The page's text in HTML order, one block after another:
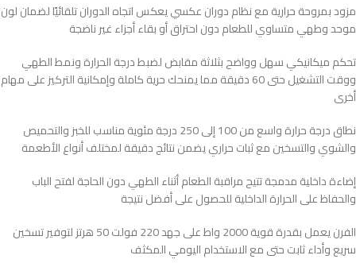
مزود بمروحة حرارية مع نظام دوران عكسي يعكس اتجاه الدوران تلقائيًا لضمان لون
موحد وطهي متساوي للطعام دون احتراق أو بقاء أجزاء غير ناضجة
تحكم ميكانيكي سهل وواضح بثلاثة مقابض لضبط درجة الحرارة ونمط الطهي
ووقت التشغيل حتى 60 دقيقة مما يمنحك حرية كاملة وإمكانية التركيز على مهام
أخرى
نطاق درجة حرارة واسع من 100 إلى 250 درجة مئوية مناسب للخبز والتحميص
والشوي والتسخين مع ثبات حراري يضمن نتائج دقيقة لمختلف أنواع الأطعمة
إضاءة داخلية مدمجة تتيح مراقبة الطعام أثناء الطهي دون الحاجة لفتح الباب
والحفاظ على الحرارة الداخلية للحصول على أفضل نتيجة
الفرن يعمل بقدرة قوية 2000 واط على جهد 220 فولت 50 هرتز لتوفير تسخين
سريع وأداء ثابت حتى مع الاستخدام اليومي المكثف